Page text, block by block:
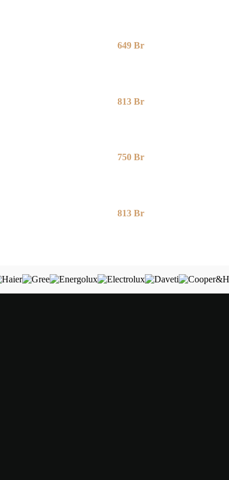
649 Br
813 Br
750 Br
813 Br